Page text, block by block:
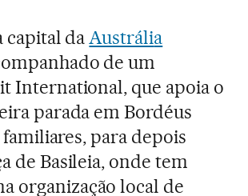
capital daAustrália
de um
International, que apoia o
parada em Bordéus
para depois
de Basileia, onde tem
organização local de